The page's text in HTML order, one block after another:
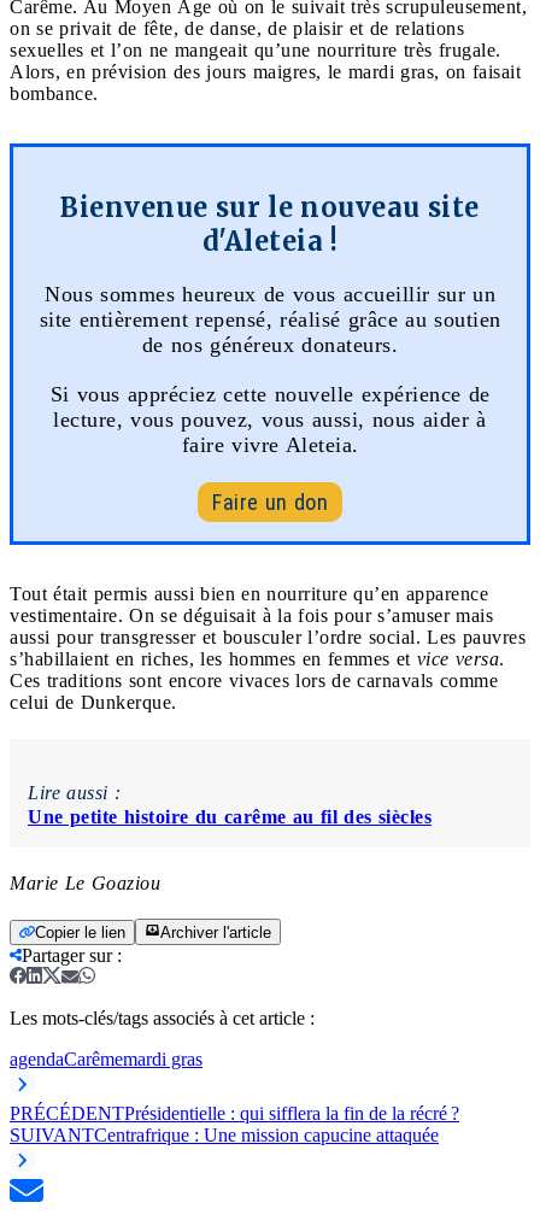
Carême. Au Moyen Âge où on le suivait très scrupuleusement,
on se privait de fête, de danse, de plaisir et de relations
sexuelles et l’on ne mangeait qu’une nourriture très frugale.
Alors, en prévision des jours maigres, le mardi gras, on faisait
bombance.
Bienvenue sur le nouveau site
d'Aleteia !
Nous sommes heureux de vous accueillir sur un
site entièrement repensé, réalisé grâce au soutien
de nos généreux donateurs.
Si vous appréciez cette nouvelle expérience de
lecture, vous pouvez, vous aussi, nous aider à
faire vivre Aleteia.
Faire un don
Tout était permis aussi bien en nourriture qu’en apparence
vestimentaire. On se déguisait à la fois pour s’amuser mais
aussi pour transgresser et bousculer l’ordre social. Les pauvres
s’habillaient en riches, les hommes en femmes et vice versa.
Ces traditions sont encore vivaces lors de carnavals comme
celui de Dunkerque.
Lire aussi :
Une petite histoire du carême au fil des siècles
Marie Le Goaziou
Copier le lien Archiver l'article
Partager sur:
Les mots-clés/tags associés à cet article :
agendaCarêmemardi gras
PRÉCÉDENTPrésidentielle : qui sifflera la fin de la récré ?
SUIVANTCentrafrique : Une mission capucine attaquée